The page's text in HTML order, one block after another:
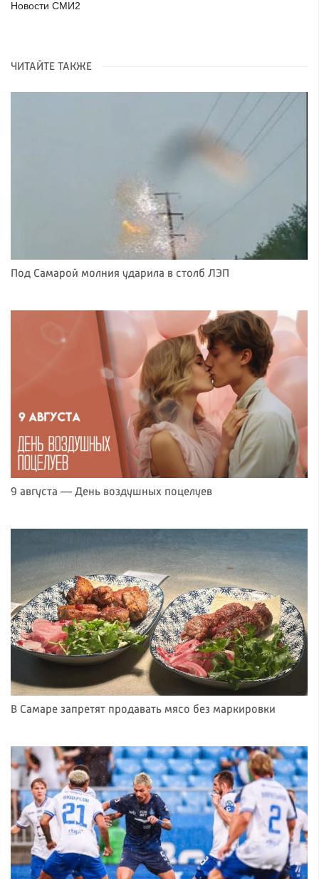
Новости СМИ2
ЧИТАЙТЕ ТАКЖЕ
Под Самарой молния ударила в столб ЛЭП
9 августа — День воздушных поцелуев
В Самаре запретят продавать мясо без маркировки